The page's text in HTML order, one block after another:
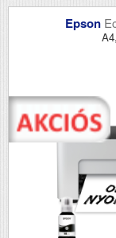
Epson